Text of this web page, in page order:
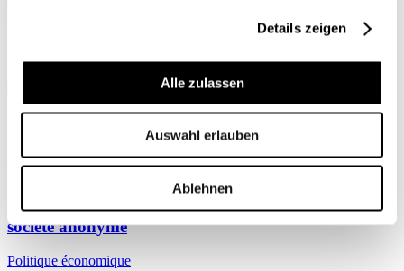
Details zeigen
Alle zulassen
Auswahl erlauben
Ablehnen
ACCUEIL
Matti Läser
Les grandes lignes de la révision du droit de la
société anonyme
Politique économique